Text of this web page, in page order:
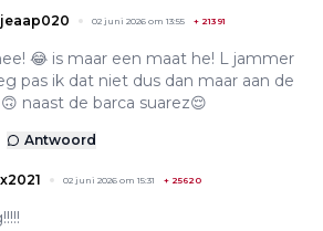
02 juni 2026 om 13:55 + 21391
😂 is maar een maat he! L jammer
pas ik dat niet dus dan maar aan de
naast de barca suarez😌
Antwoord
02 juni 2026 om 15:31 + 25620